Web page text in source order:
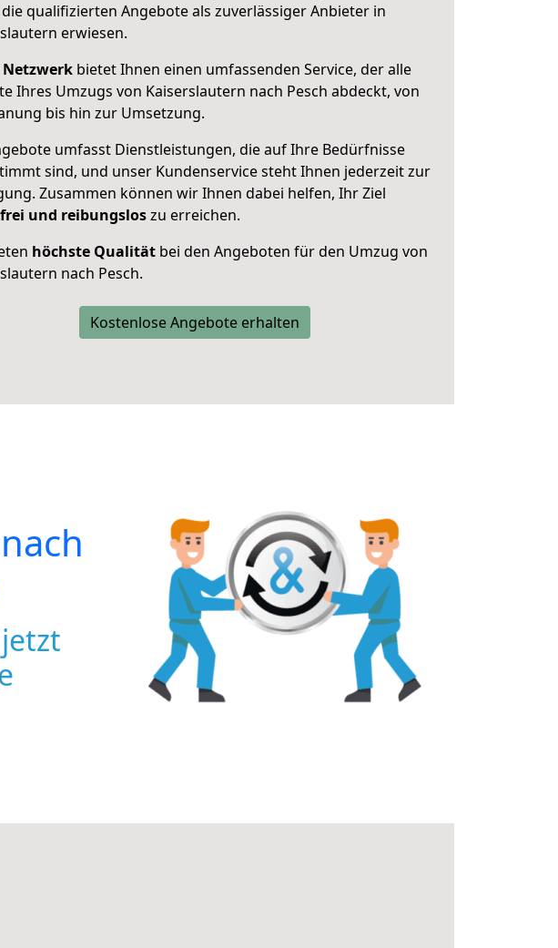
qualifizierten Angebote als zuverlässiger Anbieter in
erwiesen.
Netzwerk bietet Ihnen einen umfassenden Service, der alle
Ihres Umzugs von Kaiserslautern nach Pesch abdeckt, von
bis hin zur Umsetzung.
umfasst Dienstleistungen, die auf Ihre Bedürfnisse
sind, und unser Kundenservice steht Ihnen jederzeit zur
Zusammen können wir Ihnen dabei helfen, Ihr Ziel
und reibungsloszu erreichen.
höchste Qualität bei den Angeboten für den Umzug von
nach Pesch.
Kostenlose Angebote erhalten